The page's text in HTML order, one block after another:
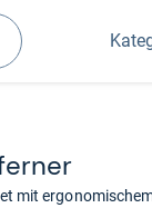
Suchen
mit